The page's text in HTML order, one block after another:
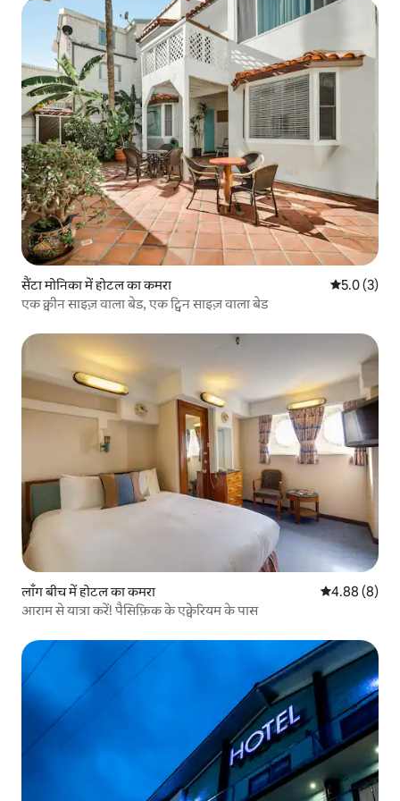
सैंटा मोनिका में होटल का कमरा औसत रेटिंग 5
5.0 (3)
एक क्वीन साइज़ वाला बेड, एक ट्विन साइज़ वाला बेड
लाँग बीच में होटल का कमरा औसत रेटिंग 5 में
4.88 (8)
आराम से यात्रा करें! पैसिफ़िक के एक्वेरियम के पास